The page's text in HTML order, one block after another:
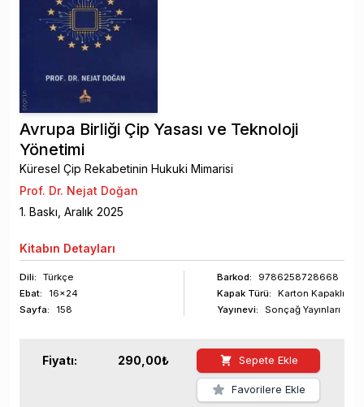
Avrupa Birliği Çip Yasası ve Teknoloji
Yönetimi
Küresel Çip Rekabetinin Hukuki Mimarisi
Prof. Dr. Nejat Doğan
1. Baskı, Aralık 2025
Kitabın Detayları
Dili:
Türkçe
Ebat:
16x24
Sayfa: 158
Barkod:
9786258728668
Kapak Türü:
Karton Kapaklı
Yayınevi:
Sonçağ Yayınları
Fiyatı: 290,00₺ Sepete Ekle
Favorilere Ekle